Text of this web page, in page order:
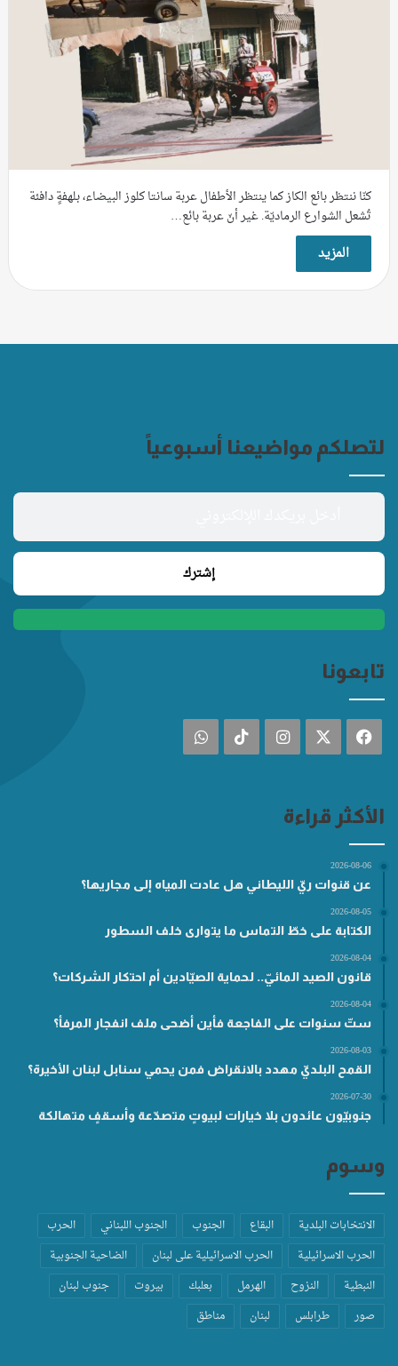
كنّا ننتظر بائع الكاز كما ينتظر الأطفال عربة سانتا كلوز البيضاء، بلهفةٍ دافئة
تُشعل الشوارع الرماديّة. غير أنّ عربة بائع…
المزيد
لتصلكم مواضيعنا أسبوعياً
تابعونا
فيسبوك انستقرام ‫TikTokواتساب
الأكثر قراءة
2026-08-06
عن قنوات ريّ الليطاني هل عادت المياه إلى مجاريها؟
2026-08-05
الكتابة على خطّ التماس ما يتوارى خلف السطور
2026-08-04
قانون الصيد المائيّ.. لحماية الصيّادين أم احتكار الشركات؟
2026-08-04
ستّ سنوات على الفاجعة فأين أضحى ملف انفجار المرفأ؟
2026-08-03
القمح البلديّ مهدد بالانقراض فمن يحمي سنابل لبنان الأخيرة؟
2026-07-30
جنوبيّون عائدون بلا خيارات لبيوتٍ متصدّعة وأسقفٍ متهالكة
وسوم
الانتخابات البلدية البقاع الجنوب الجنوب اللبناني
الحرب
الحرب الاسرائيلية
الحرب الاسرائيلية على لبنان
الضاحية الجنوبية
النبطية
النزوح الهرمل بعلبك بيروت
جنوب لبنان
صور
طرابلس لبنان مناطق